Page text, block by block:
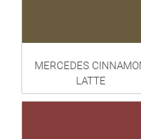
MERCEDES
LATTE